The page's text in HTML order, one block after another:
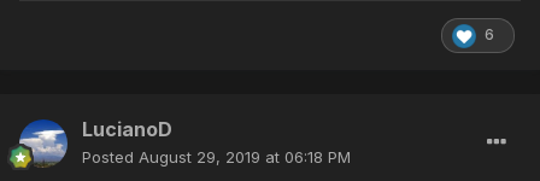
6
LucianoD
Posted August 29, 2019 at 06:18 PM